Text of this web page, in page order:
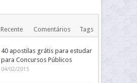
Recente Comentários Tags
40 apostilas grátis para estudar
para Concursos Públicos
04/02/2015